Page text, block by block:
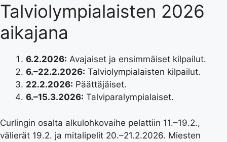
Talviolympialaisten 2026
aikajana
6.2.2026: Avajaiset ja ensimmäiset kilpailut.
6.–22.2.2026: Talviolympialaisten kilpailut.
22.2.2026: Päättäjäiset.
6.–15.3.2026: Talviparalympialaiset.
Curlingin osalta alkulohkovaihe pelattiin 11.–19.2.,
välierät 19.2. ja mitalipelit 20.–21.2.2026. Miesten